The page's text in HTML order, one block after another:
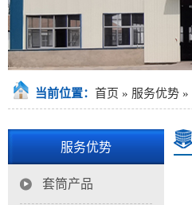
当前位置： 首页 » 服务优势 »
服务优势
套筒产品